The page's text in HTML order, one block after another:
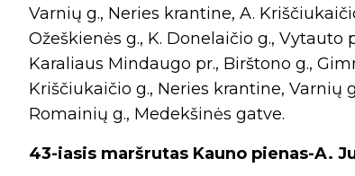
Varnių g., Neries krantine, A.
Ožeškienės g., K. Donelaičio g., Vytauto
Karaliaus Mindaugo pr., Birštono g.,
Kriščiukaičio g., Neries krantine, Varnių
Romainių g., Medekšinės gatve.
43-iasis maršrutas Kauno pienas-A.